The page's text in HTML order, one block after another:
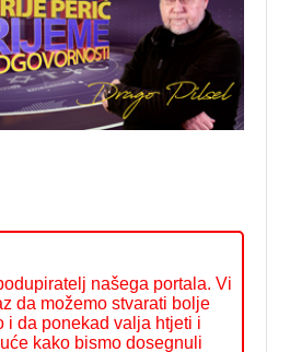
našega portala. Vi
da možemo stvarati bolje
i da ponekad valja htjeti i
kako bismo dosegnuli